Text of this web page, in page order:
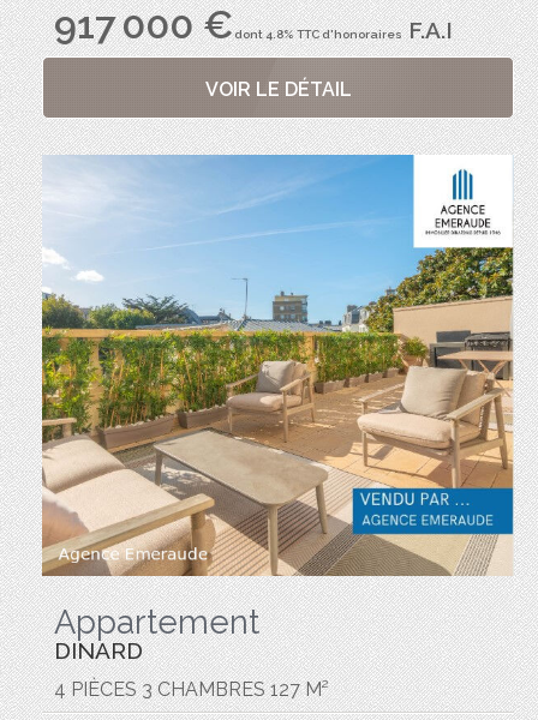
917 000 €dont 4.8% TTC d'honorairesF.A.I
VOIR LE DÉTAIL
Appartement
DINARD
4 PIÈCES 3 CHAMBRES 127 M²